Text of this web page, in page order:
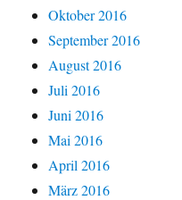
Oktober 2016
September 2016
August 2016
Juli 2016
Juni 2016
Mai 2016
April 2016
März 2016